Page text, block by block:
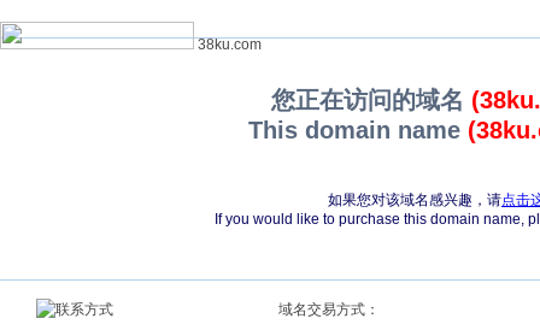
38ku.com
您正在访问的域名
This domain name
如果您对该域名感兴趣，请点击
If you would like to purchase this domain name,
域名交易方式：